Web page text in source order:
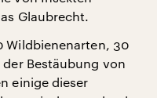
Glaubrecht.
Wildbienenarten, 30
Bestäubung von
einige dieser